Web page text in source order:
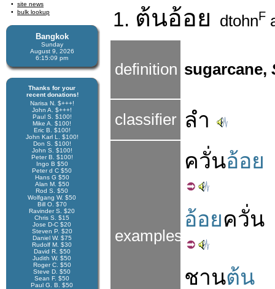
site news
bulk lookup
Bangkok
Sunday
August 9, 2026
6:15:09 pm
Thanks for your
recent donations!
Narisa N. $+++!
John A. $+++!
Paul S. $100!
Mike A. $100!
Eric B. $100!
John Karl L. $100!
Don S. $100!
John S. $100!
Peter B. $100!
Ingo B $50
Peter d C $50
Hans G $50
Alan M. $50
Rod S. $50
Wolfgang W. $50
Bill O. $70
Ravinder S. $20
Chris S. $15
Jose D-C $20
Steven P. $20
Daniel W. $75
Rudolf M. $30
David R. $50
Judith W. $50
Roger C. $50
Steve D. $50
Sean F. $50
Paul G. B. $50
1. ต้นอ้อย dtohnF
definition sugarcane,
classifier ลำ
examples
ควั่นอ้อย
อ้อยควั่น
ชานต้น